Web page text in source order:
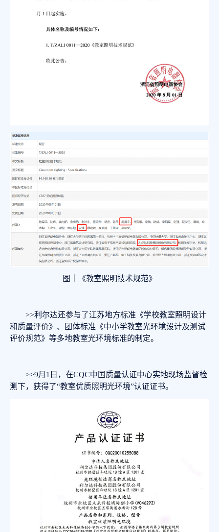
图｜《教室照明技术规范》
>>利尔达还参与了江苏地方标准《学校教室照明设计
和质量评价》、团体标准《中小学教室光环境设计及测试
评价规范》等多地教室光环境标准的制定。
>>9月1日，在CQC中国质量认证中心实地现场监督检
测下，获得了“教室优质照明光环境”认证证书。